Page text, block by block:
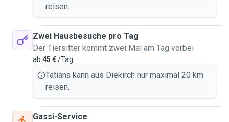
reisen.
Zwei Hausbesuche pro Tag
Der Tiersitter kommt zwei Mal am Tag vorbei
ab 45 €/Tag
Tatiana kann aus Diekirch nur maximal 20 km
reisen.
Gassi-Service